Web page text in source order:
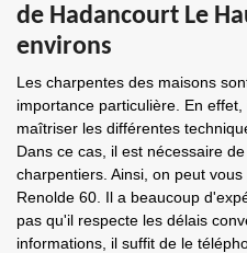
de Hadancourt Le
environs
Les charpentes des maisons
importance particulière. En
maîtriser les différentes
Dans ce cas, il est nécessaire
charpentiers. Ainsi, on peut
Renolde 60. Il a beaucoup
pas qu'il respecte les délais
informations, il suffit de le